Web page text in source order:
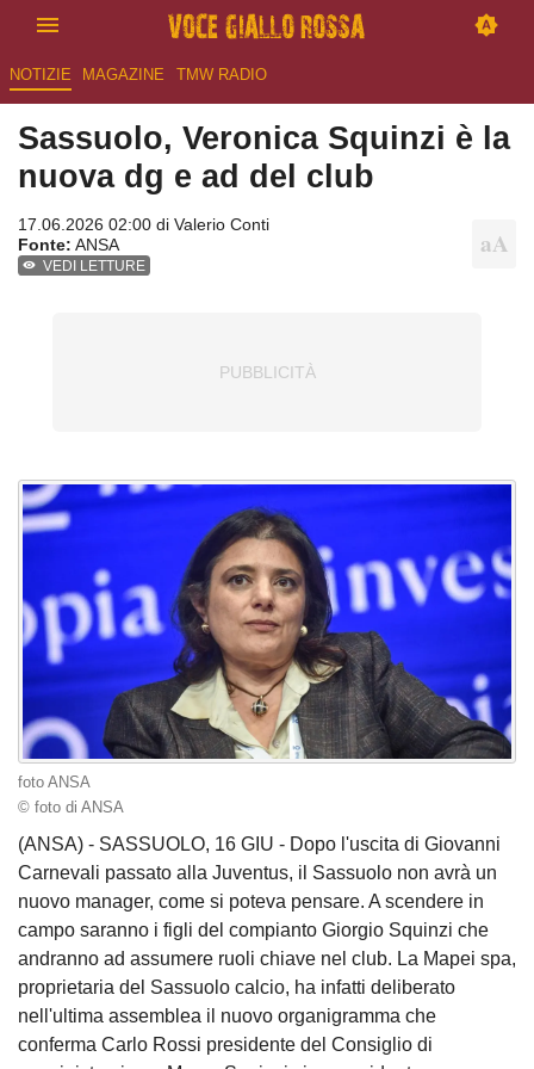
NOTIZIE MAGAZINE TMW RADIO
Sassuolo, Veronica Squinzi è la
nuova dg e ad del club
17.06.2026 02:00 di Valerio Conti
Fonte: ANSA
VEDI LETTURE
foto ANSA
© foto di ANSA
(ANSA) - SASSUOLO, 16 GIU - Dopo l'uscita di Giovanni
Carnevali passato alla Juventus, il Sassuolo non avrà un
nuovo manager, come si poteva pensare. A scendere in
campo saranno i figli del compianto Giorgio Squinzi che
andranno ad assumere ruoli chiave nel club. La Mapei spa,
proprietaria del Sassuolo calcio, ha infatti deliberato
nell'ultima assemblea il nuovo organigramma che
conferma Carlo Rossi presidente del Consiglio di